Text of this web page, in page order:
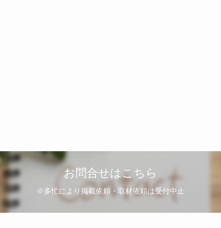
お問合せはこちら
※多忙により掲載依頼・取材依頼は受付中止